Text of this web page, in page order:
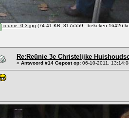
reunie_0.3.jpg (74.41 KB, 817x559 - bekeken 16426
Re:Reünie 3e Christelijke
« Antwoord #14 Gepost op: 06-10-2011,